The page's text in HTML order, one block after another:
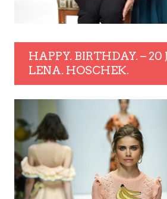
HAPPY. BIRTHDAY. – 20
LENA. HOSCHEK.